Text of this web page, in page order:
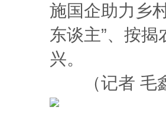
施国企助力乡
东谈主”、按
兴。
（记者 毛